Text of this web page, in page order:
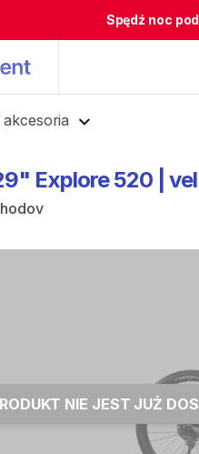
Spędź noc
Explore 520
NIE JEST JUŻ